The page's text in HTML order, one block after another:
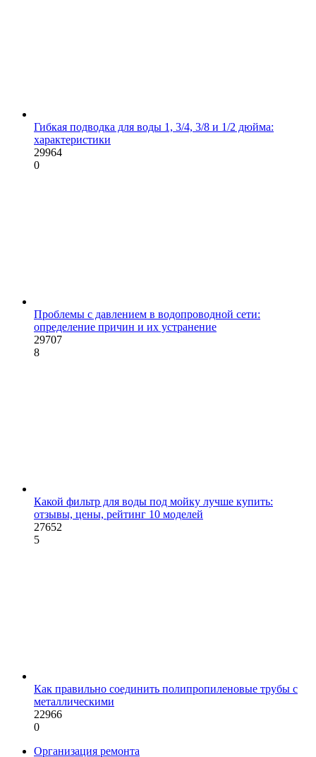
Гибкая подводка для воды 1, 3/4, 3/8 и 1/2 дюйма:
характеристики
29964
0
Проблемы с давлением в водопроводной сети:
определение причин и их устранение
29707
8
Какой фильтр для воды под мойку лучше купить:
отзывы, цены, рейтинг 10 моделей
27652
5
Как правильно соединить полипропиленовые трубы с
металлическими
22966
0
Организация ремонта